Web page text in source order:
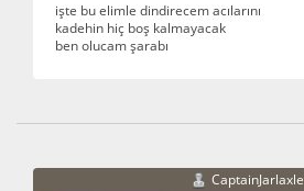
işte bu elimle dindirecem acılarını
kadehin hiç boş kalmayacak
ben olucam şarabı
CaptainJarlaxle